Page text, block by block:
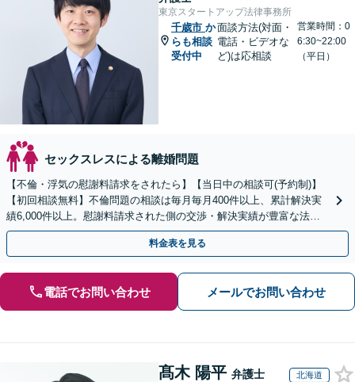
東京スタートアップ法律事務所
千歳市 か
らも相談
受付中
面談方法(対面・
電話・ビデオな
ど)は応相談
営業時間：0
6:30~22:00
（平日）
セックスレスによる離婚問題
【不倫・浮気の慰謝料請求をされたら】【当日中の相談可(予約制)】
【初回相談無料】不倫問題の相談は毎月毎月400件以上、累計解決実
績6,000件以上。慰謝料請求された側の交渉・解決実績が豊富な法律
事務所です。
料金表を見る
電話でお問い合わせ メールでお問い合わせ
髙木 陽平 弁護士 北海道